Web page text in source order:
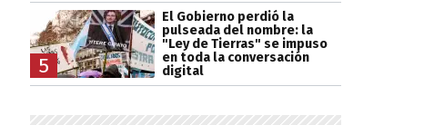
5
El Gobierno perdió la
pulseada del nombre: la
"Ley de Tierras" se impuso
en toda la conversación
digital